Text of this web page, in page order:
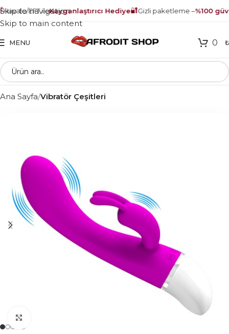
EFT ileKayganlaştırıcı Hediye🔐Gizli paketleme –%100
Skip to navigation
Skip to main content
MENU 0 ₺
Ana Sayfa Vibratör Çeşitleri